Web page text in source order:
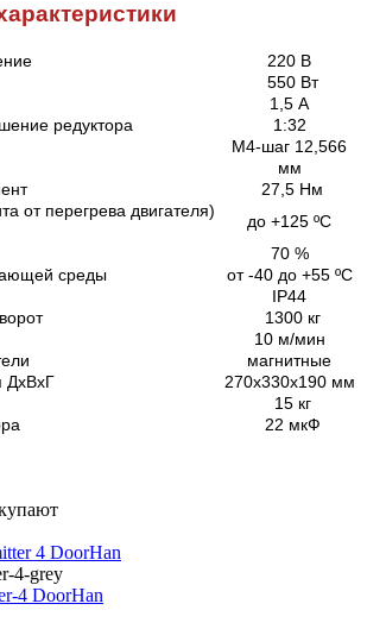
220 В
550 Вт
1,5 А
редуктора
1:32
М4-шаг 12,566
мм
27,5 Нм
от перегрева двигателя)
до +125 ºС
70 %
среды
от -40 до +55 ºС
IP44
1300 кг
10 м/мин
магнитные
ДхВхГ
270х330х190 мм
15 кг
22 мкФ
4-grey
4 DoorHan